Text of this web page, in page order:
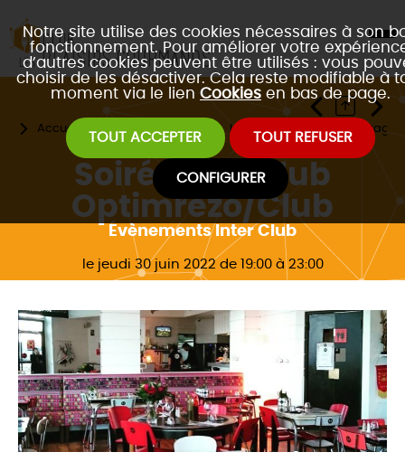
Notre site utilise des cookies nécessaires à son
fonctionnement. Pour améliorer votre
d’autres cookies peuvent être utilisés : vous
choisir de les désactiver. Cela reste modifiable à
moment via le lien Cookies en bas de page.
TOUT ACCEPTER TOUT REFUSER
CONFIGURER
Accueil Les évènements Les 4 formats de réseautage
Soirée Interclub
Optimrezo/Club
Évènements Inter Club
le jeudi 30 juin 2022 de 19:00 à 23:00